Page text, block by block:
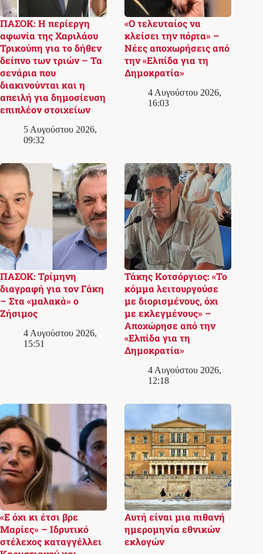
ΠΑΣΟΚ: Η περίεργη
αφωνία της Χαριλάου
Τρικούπη για το δήθεν
δείπνο των τριών – Τα
σενάρια που
διακινούνται και η
απειλή για δημοσίευση
επιπλέον στοιχείων
5 Αυγούστου 2026,
09:32
«Ο τελευταίος να
κλείσει την πόρτα» –
Νέες αποχωρήσεις από
την «Ελπίδα για τη
Δημοκρατία»
4 Αυγούστου 2026,
16:03
ΠΑΣΟΚ: Τρίμηνη
διαγραφή για τον Γάκη
– Στα «μαλακά» ο
Ζήσιμος
4 Αυγούστου 2026,
15:51
Τάκης Κοτσόργιος: «Το
κόμμα λειτουργούσε
με διορισμένους, όχι
με εκλεγμένους» –
Αποχώρησε από την
«Ελπίδα για τη
Δημοκρατία»
4 Αυγούστου 2026,
12:18
«Ε όχι κι έτσι βρε
Μαρίες» – Ιδρυτικό
στέλεχος καταγγέλλει
Αυτή είναι μια πιθανή
ημερομηνία εθνικών
εκλογών